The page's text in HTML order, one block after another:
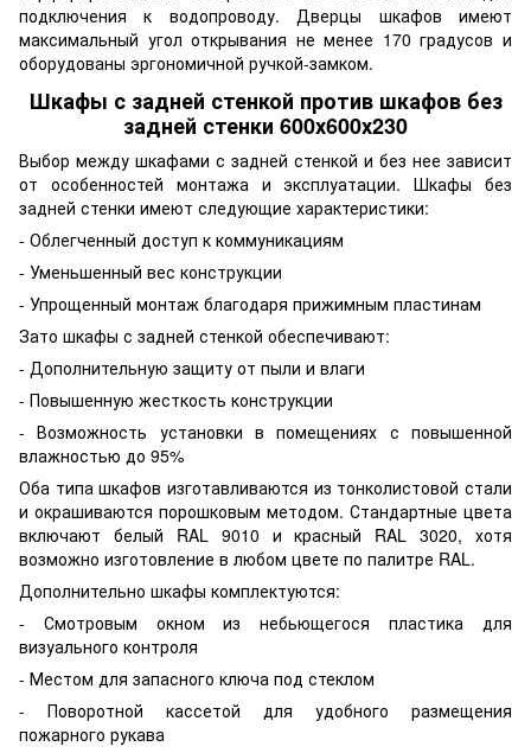
подключения к водопроводу. Дверцы шкафов имеют
максимальный угол открывания не менее 170 градусов и
оборудованы эргономичной ручкой-замком.
Шкафы с задней стенкой против шкафов без
задней стенки 600х600х230
Выбор между шкафами с задней стенкой и без нее зависит
от особенностей монтажа и эксплуатации. Шкафы без
задней стенки имеют следующие характеристики:
- Облегченный доступ к коммуникациям
- Уменьшенный вес конструкции
- Упрощенный монтаж благодаря прижимным пластинам
Зато шкафы с задней стенкой обеспечивают:
- Дополнительную защиту от пыли и влаги
- Повышенную жесткость конструкции
- Возможность установки в помещениях с повышенной
влажностью до 95%
Оба типа шкафов изготавливаются из тонколистовой стали
и окрашиваются порошковым методом. Стандартные цвета
включают белый RAL 9010 и красный RAL 3020, хотя
возможно изготовление в любом цвете по палитре RAL.
Дополнительно шкафы комплектуются:
- Смотровым окном из небьющегося пластика для
визуального контроля
- Местом для запасного ключа под стеклом
- Поворотной кассетой для удобного размещения
пожарного рукава